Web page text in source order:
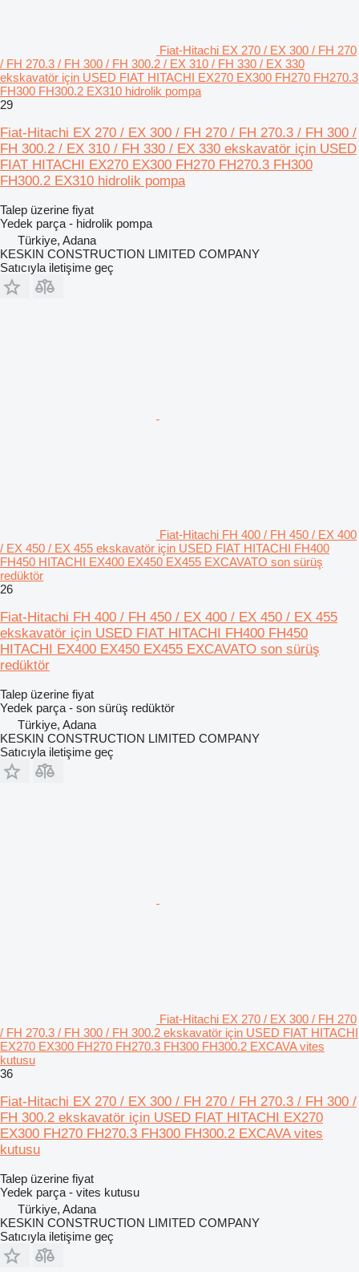
Fiat-Hitachi EX 270 / EX 300 / FH 270
/ FH 270.3 / FH 300 / FH 300.2 / EX 310 / FH 330 / EX 330
ekskavatör için USED FIAT HITACHI EX270 EX300 FH270 FH270.3
FH300 FH300.2 EX310 hidrolik pompa
29
Fiat-Hitachi EX 270 / EX 300 / FH 270 / FH 270.3 / FH 300 /
FH 300.2 / EX 310 / FH 330 / EX 330 ekskavatör için USED
FIAT HITACHI EX270 EX300 FH270 FH270.3 FH300
FH300.2 EX310 hidrolik pompa
Talep üzerine fiyat
Yedek parça - hidrolik pompa
Türkiye, Adana
KESKIN CONSTRUCTION LIMITED COMPANY
Satıcıyla iletişime geç
Fiat-Hitachi FH 400 / FH 450 / EX 400
/ EX 450 / EX 455 ekskavatör için USED FIAT HITACHI FH400
FH450 HITACHI EX400 EX450 EX455 EXCAVATO son sürüş
redüktör
26
Fiat-Hitachi FH 400 / FH 450 / EX 400 / EX 450 / EX 455
ekskavatör için USED FIAT HITACHI FH400 FH450
HITACHI EX400 EX450 EX455 EXCAVATO son sürüş
redüktör
Talep üzerine fiyat
Yedek parça - son sürüş redüktör
Türkiye, Adana
KESKIN CONSTRUCTION LIMITED COMPANY
Satıcıyla iletişime geç
Fiat-Hitachi EX 270 / EX 300 / FH 270
/ FH 270.3 / FH 300 / FH 300.2 ekskavatör için USED FIAT HITACHI
EX270 EX300 FH270 FH270.3 FH300 FH300.2 EXCAVA vites
kutusu
36
Fiat-Hitachi EX 270 / EX 300 / FH 270 / FH 270.3 / FH 300 /
FH 300.2 ekskavatör için USED FIAT HITACHI EX270
EX300 FH270 FH270.3 FH300 FH300.2 EXCAVA vites
kutusu
Talep üzerine fiyat
Yedek parça - vites kutusu
Türkiye, Adana
KESKIN CONSTRUCTION LIMITED COMPANY
Satıcıyla iletişime geç